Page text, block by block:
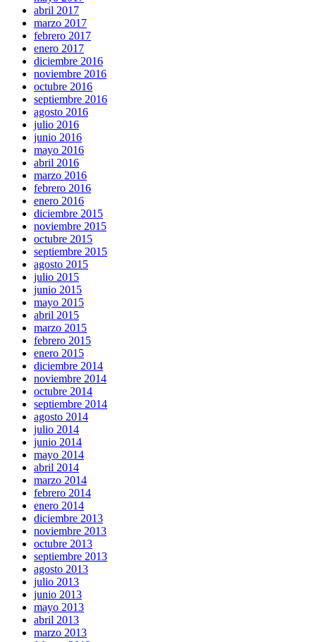
abril 2017
marzo 2017
febrero 2017
enero 2017
diciembre 2016
noviembre 2016
octubre 2016
septiembre 2016
agosto 2016
julio 2016
junio 2016
mayo 2016
abril 2016
marzo 2016
febrero 2016
enero 2016
diciembre 2015
noviembre 2015
octubre 2015
septiembre 2015
agosto 2015
julio 2015
junio 2015
mayo 2015
abril 2015
marzo 2015
febrero 2015
enero 2015
diciembre 2014
noviembre 2014
octubre 2014
septiembre 2014
agosto 2014
julio 2014
junio 2014
mayo 2014
abril 2014
marzo 2014
febrero 2014
enero 2014
diciembre 2013
noviembre 2013
octubre 2013
septiembre 2013
agosto 2013
julio 2013
junio 2013
mayo 2013
abril 2013
marzo 2013